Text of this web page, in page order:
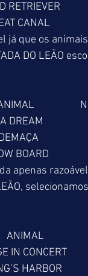
BOLD RETRIEVER
GREAT CANAL
já que os
DO LEÃO
SEA DREAM
EDEMAÇA
SNOW BOARD
apenas
ANIMAL
BAGE IN CONCERT
KING’S HARBOR